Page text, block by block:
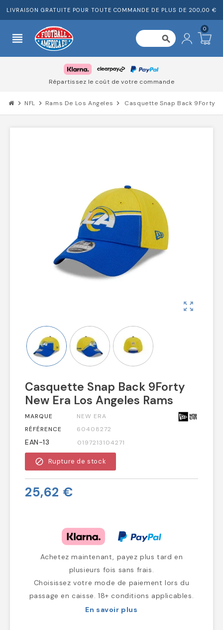
LIVRAISON GRATUITE POUR TOUTE COMMANDE DE PLUS DE 200,00 €
view_headline search
0
Répartissez le coût de votre commande
chevron_right NFL chevron_right Rams De Los Angeles chevron_right Casquette Snap Back 9Forty
zoom_out_map
Casquette Snap Back 9Forty
New Era Los Angeles Rams
MARQUE
NEW ERA
RÉFÉRENCE
60408272
EAN-13 0197213104271
block Rupture de stock
25,62 €
Achetez maintenant, payez plus tard en
plusieurs fois sans frais.
Choisissez votre mode de paiement lors du
passage en caisse. 18+ conditions applicables.
En savoir plus